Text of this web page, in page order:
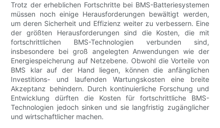
Trotz der erheblichen Fortschritte bei BMS-Batteriesystemen
müssen noch einige Herausforderungen bewältigt werden,
um deren Sicherheit und Effizienz weiter zu verbessern. Eine
der größten Herausforderungen sind die Kosten, die mit
fortschrittlichen BMS-Technologien verbunden sind,
insbesondere bei groß angelegten Anwendungen wie der
Energiespeicherung auf Netzebene. Obwohl die Vorteile von
BMS klar auf der Hand liegen, können die anfänglichen
Investitions- und laufenden Wartungskosten eine breite
Akzeptanz behindern. Durch kontinuierliche Forschung und
Entwicklung dürften die Kosten für fortschrittliche BMS-
Technologien jedoch sinken und sie langfristig zugänglicher
und wirtschaftlicher machen.